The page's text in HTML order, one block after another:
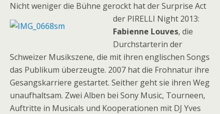
Nicht weniger die Bühne gerockt hat der Surprise Act
der PIRELLI Night 2013:
Fabienne Louves, die
Durchstarterin der
Schweizer Musikszene, die mit ihren englischen Songs
das Publikum überzeugte. 2007 hat die Frohnatur ihre
Gesangskarriere gestartet. Seither geht sie ihren Weg
unaufhaltsam. Zwei Alben bei Sony Music, Tourneen,
Auftritte in Musicals und Kooperationen mit DJ Yves